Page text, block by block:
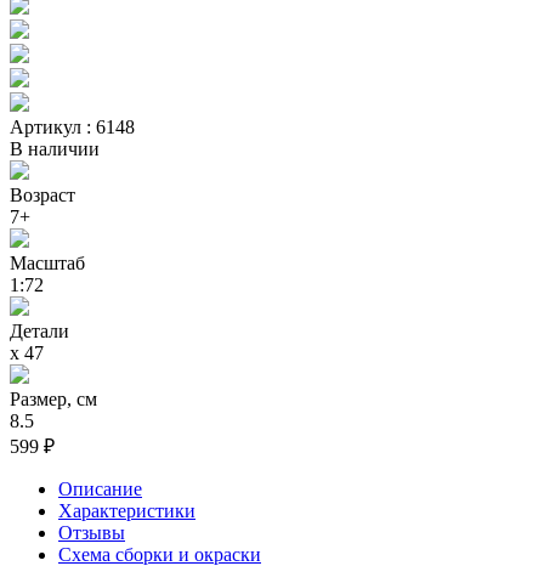
Артикул : 6148
В наличии
Возраст
7+
Масштаб
1:72
Детали
х 47
Размер, см
8.5
599 ₽
Описание
Характеристики
Отзывы
Схема сборки и окраски